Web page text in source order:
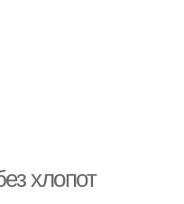
хлопот